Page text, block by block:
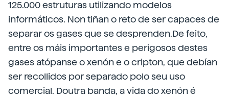
125.000 estruturas utilizando modelos
informáticos. Non tiñan o reto de ser capaces de
separar os gases que se desprenden.De feito,
entre os máis importantes e perigosos destes
gases atópanse o xenón e o cripton, que debían
ser recollidos por separado polo seu uso
comercial. Doutra banda, a vida do xenón é